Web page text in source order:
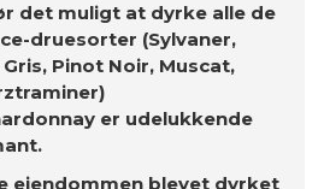
det muligt at dyrke alle ​​de
druesorter (Sylvaner,
Pinot Noir, Muscat,
er udelukkende
ejendommen blevet dyrket